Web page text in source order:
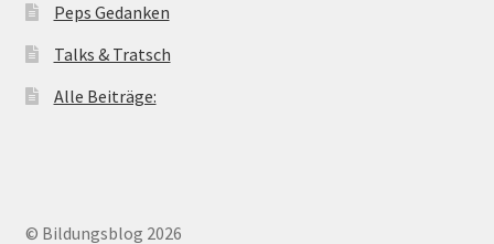
Peps Gedanken
Talks & Tratsch
Alle Beiträge:
© Bildungsblog 2026